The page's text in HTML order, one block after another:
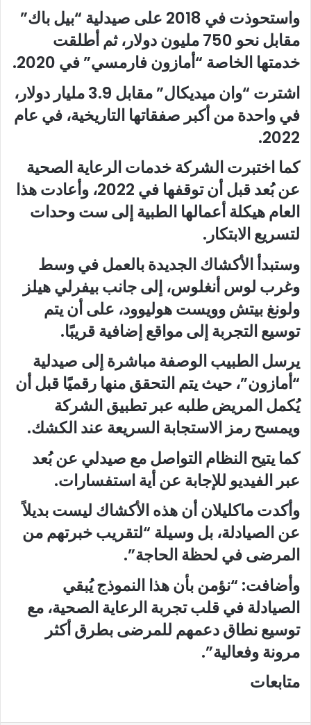
واستحوذت في 2018 على صيدلية “بيل باك”
مقابل نحو 750 مليون دولار، ثم أطلقت
خدمتها الخاصة “أمازون فارمسي” في 2020.
اشترت “وان ميديكال” مقابل 3.9 مليار دولار،
في واحدة من أكبر صفقاتها التاريخية، في عام
2022.
كما اختبرت الشركة خدمات الرعاية الصحية
عن بُعد قبل أن توقفها في 2022، وأعادت هذا
العام هيكلة أعمالها الطبية إلى ست وحدات
لتسريع الابتكار.
وستبدأ الأكشاك الجديدة بالعمل في وسط
وغرب لوس أنغلوس، إلى جانب بيفرلي هيلز
ولونغ بيتش وويست هوليوود، على أن يتم
توسيع التجربة إلى مواقع إضافية قريبًا.
يرسل الطبيب الوصفة مباشرة إلى صيدلية
“أمازون”، حيث يتم التحقق منها رقميًا قبل أن
يُكمل المريض طلبه عبر تطبيق الشركة
ويمسح رمز الاستجابة السريعة عند الكشك.
كما يتيح النظام التواصل مع صيدلي عن بُعد
عبر الفيديو للإجابة عن أية استفسارات.
وأكدت ماكليلان أن هذه الأكشاك ليست بديلاً
عن الصيادلة، بل وسيلة “لتقريب خبرتهم من
المرضى في لحظة الحاجة”.
وأضافت: “نؤمن بأن هذا النموذج يُبقي
الصيادلة في قلب تجربة الرعاية الصحية، مع
توسيع نطاق دعمهم للمرضى بطرق أكثر
مرونة وفعالية”.
متابعات